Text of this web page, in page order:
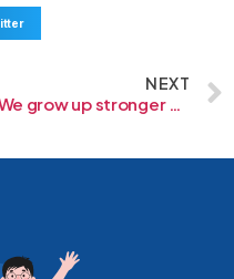
NEXT
We grow up stronger when we grow up together